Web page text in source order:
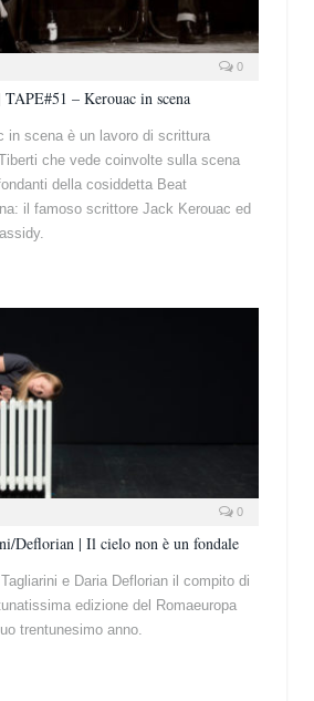
0
TAPE#51 – Kerouac in scena
in scena è un lavoro di scrittura
che vede coinvolte sulla scena
della cosiddetta Beat
il famoso scrittore Jack Kerouac ed
0
Deflorian | Il cielo non è un fondale
e Daria Deflorian il compito di
edizione del Romaeuropa
trentunesimo anno.